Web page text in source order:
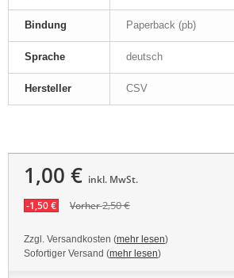
Bindung Paperback (pb)
Sprache deutsch
Hersteller CSV
1,00 € inkl. MwSt.
-1,50 €
Vorher2,50 €
Zzgl. Versandkosten (mehr lesen)
Sofortiger Versand (mehr lesen)